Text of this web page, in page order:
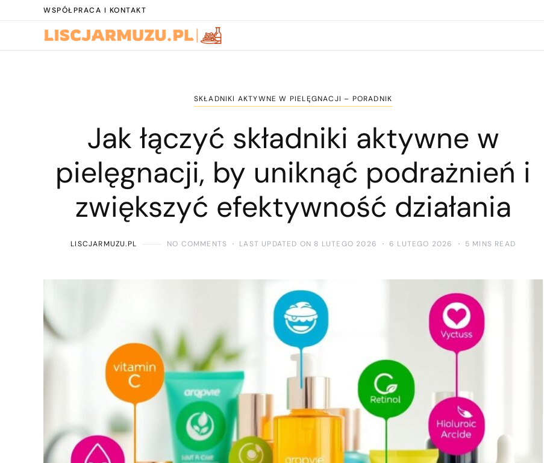
WSPÓŁPRACA I KONTAKT
SKŁADNIKI AKTYWNE W PIELĘGNACJI – PORADNIK
Jak łączyć składniki aktywne w
pielęgnacji, by uniknąć podrażnień i
zwiększyć efektywność działania
LISCJARMUZU.PL NO COMMENTS LAST UPDATED ON 8 LUTEGO 2026 6 LUTEGO 2026 5 MINS READ